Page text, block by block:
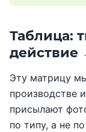
Таблица:
действие
Эту матрицу
производстве
присылают
по типу, а не